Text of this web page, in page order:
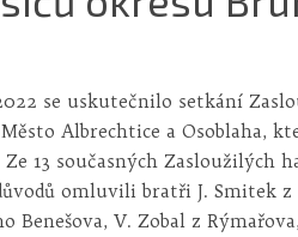
se uskutečnilo setkání
Albrechtice a Osoblaha,
13 současných Zasloužilých
omluvili bratři J. Smitek
Benešova, V. Zobal z